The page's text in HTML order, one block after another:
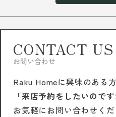
CONTACT US
お問い合わせ
Raku Homeに興味のある方
「来店予約をしたいのです
お気軽にお問い合わせくだ